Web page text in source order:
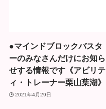
●マインドブロックバスタ
ーのみなさんだけにお知ら
せする情報です《アビリテ
ィ・トレーナー栗山葉湖》
2021年4月29日